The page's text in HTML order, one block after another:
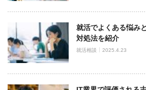
就活でよくある悩み
対処法を紹介
就活相談 2025.4.23